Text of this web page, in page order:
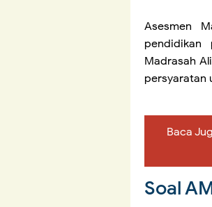
Asesmen
pendidikan
Madrasah
persyaratan
Baca
Soal